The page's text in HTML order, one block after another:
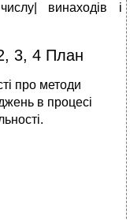
винаходів і
3, 4 План
про методи
в процесі